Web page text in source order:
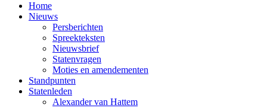
Home
Nieuws
Persberichten
Spreekteksten
Nieuwsbrief
Statenvragen
Moties en amendementen
Standpunten
Statenleden
Alexander van Hattem